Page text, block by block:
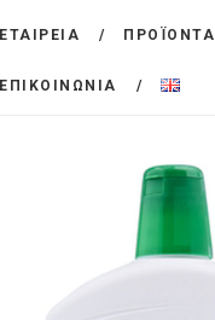
ΕΤΑΙΡΕΙΑ ΠΡΟΪΟΝΤΑ
ΕΠΙΚΟΙΝΩΝΙΑ